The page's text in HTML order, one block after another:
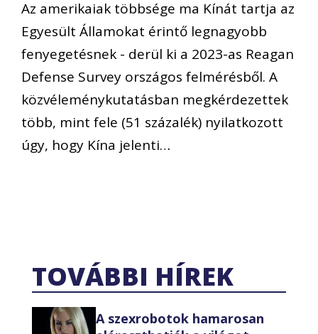
Az amerikaiak többsége ma Kínát tartja az
Egyesült Államokat érintő legnagyobb
fenyegetésnek - derül ki a 2023-as Reagan
Defense Survey országos felmérésből. A
közvéleménykutatásban megkérdezettek
több, mint fele (51 százalék) nyilatkozott
úgy, hogy Kína jelenti…
TOVÁBBI HÍREK
A szexrobotok hamarosan